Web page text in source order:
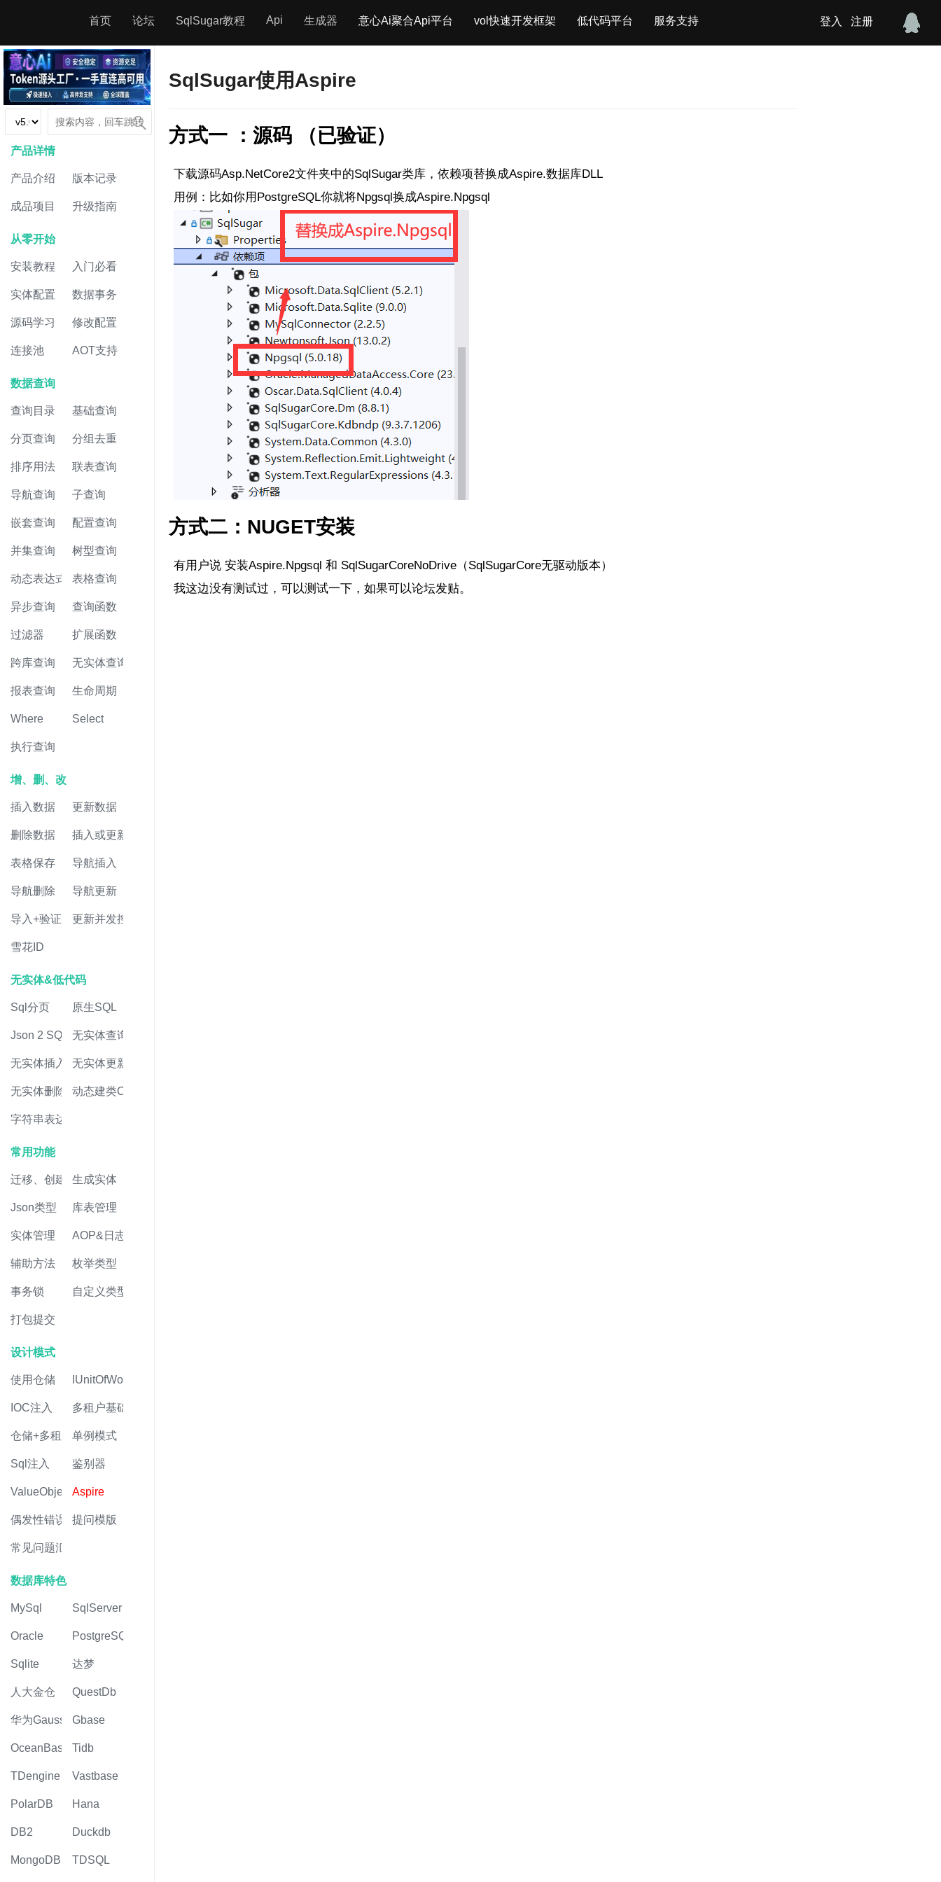
首页 论坛 SqlSugar教程 Api 生成器 意心Ai聚合Api平台 vol快速开发框架 低代码平台 服务支持 登入 注册
产品详情
产品介绍 版本记录
成品项目 升级指南
从零开始
安装教程 入门必看
实体配置 数据事务
源码学习 修改配置
连接池 AOT支持
数据查询
查询目录 基础查询
分页查询 分组去重
排序用法 联表查询
导航查询 子查询
嵌套查询 配置查询
并集查询 树型查询
动态表达式 表格查询
异步查询 查询函数
过滤器 扩展函数
跨库查询 无实体查询
报表查询 生命周期
Where Select
执行查询
增、删、改
插入数据 更新数据
删除数据 插入或更新
表格保存 导航插入
导航删除 导航更新
导入+验证 更新并发控制
雪花ID
无实体&低代码
Sql分页 原生SQL
Json 2 SQL 无实体查询
无实体插入 无实体更新
无实体删除 动态建类CRUD
字符串表达式
常用功能
迁移、创建表生成实体
Json类型 库表管理
实体管理 AOP&日志
辅助方法 枚举类型
事务锁 自定义类型
打包提交
设计模式
使用仓储 IUnitOfWork
IOC注入 多租户基础
仓储+多租户单例模式
Sql注入 鉴别器
ValueObject值对象
Aspire
偶发性错误 提问模版
常见问题汇总
数据库特色
MySql SqlServer
Oracle PostgreSQL
Sqlite 达梦
人大金仓 QuestDb
华为Gauss Gbase
OceanBase Tidb
TDengine Vastbase
PolarDB Hana
DB2 Duckdb
MongoDB TDSQL
SqlSugar使用Aspire
方式一 ：源码 （已验证）
下载源码Asp.NetCore2文件夹中的SqlSugar类库，依赖项替换成Aspire.数据库DLL
用例：比如你用PostgreSQL你就将Npgsql换成Aspire.Npgsql
方式二：NUGET安装
有用户说 安装Aspire.Npgsql 和 SqlSugarCoreNoDrive（SqlSugarCore无驱动版本）
我这边没有测试过，可以测试一下，如果可以论坛发贴。